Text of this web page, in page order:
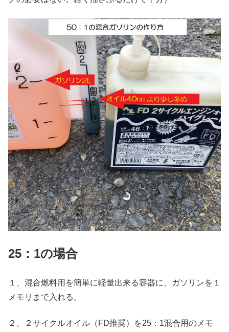
25：1の場合
１、混合燃料用を簡単に軽量出来る容器に、ガソリンを１
メモリまで入れる。
２、２サイクルオイル（FD推奨）を25：1混合用のメモ